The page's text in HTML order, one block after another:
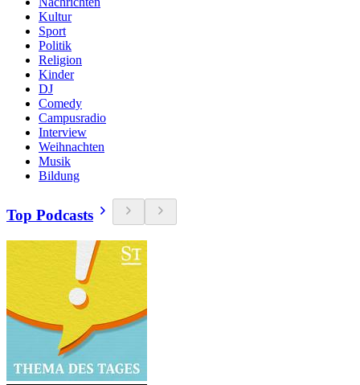
Kultur
Sport
Politik
Religion
Kinder
DJ
Comedy
Campusradio
Interview
Weihnachten
Musik
Bildung
Top Podcasts